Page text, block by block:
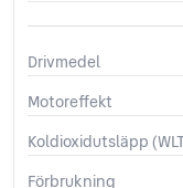
Drivmedel
Motoreffekt
Koldioxidutsläpp
Förbrukning